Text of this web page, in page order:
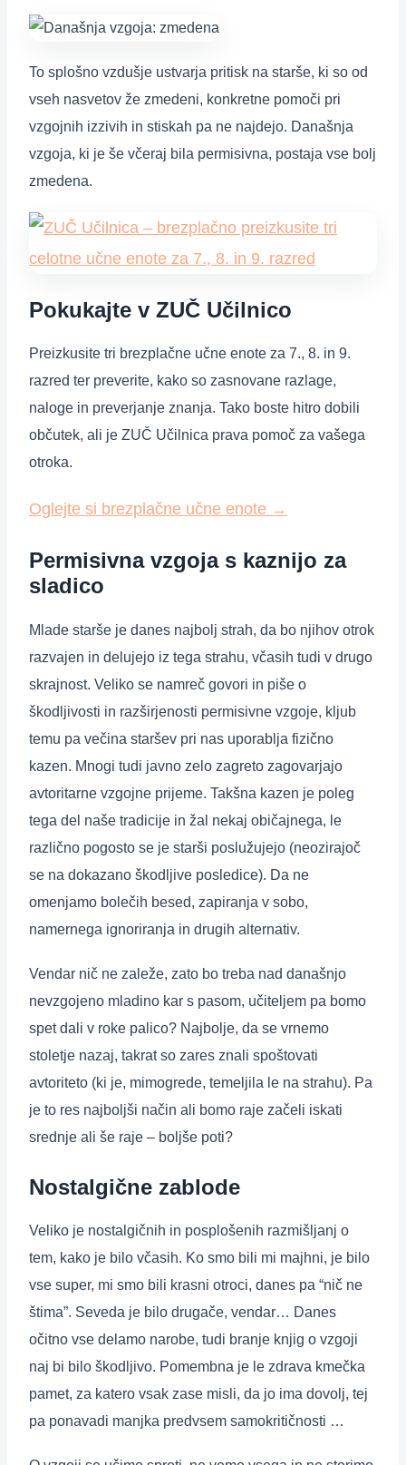
To splošno vzdušje ustvarja pritisk na starše, ki so od
vseh nasvetov že zmedeni, konkretne pomoči pri
vzgojnih izzivih in stiskah pa ne najdejo. Današnja
vzgoja, ki je še včeraj bila permisivna, postaja vse bolj
zmedena.
Pokukajte v ZUČ Učilnico
Preizkusite tri brezplačne učne enote za 7., 8. in 9.
razred ter preverite, kako so zasnovane razlage,
naloge in preverjanje znanja. Tako boste hitro dobili
občutek, ali je ZUČ Učilnica prava pomoč za vašega
otroka.
Oglejte si brezplačne učne enote →
Permisivna vzgoja s kaznijo za
sladico
Mlade starše je danes najbolj strah, da bo njihov otrok
razvajen in delujejo iz tega strahu, včasih tudi v drugo
skrajnost. Veliko se namreč govori in piše o
škodljivosti in razširjenosti permisivne vzgoje, kljub
temu pa večina staršev pri nas uporablja fizično
kazen. Mnogi tudi javno zelo zagreto zagovarjajo
avtoritarne vzgojne prijeme. Takšna kazen je poleg
tega del naše tradicije in žal nekaj običajnega, le
različno pogosto se je starši poslužujejo (neozirajoč
se na dokazano škodljive posledice). Da ne
omenjamo bolečih besed, zapiranja v sobo,
namernega ignoriranja in drugih alternativ.
Vendar nič ne zaleže, zato bo treba nad današnjo
nevzgojeno mladino kar s pasom, učiteljem pa bomo
spet dali v roke palico? Najbolje, da se vrnemo
stoletje nazaj, takrat so zares znali spoštovati
avtoriteto (ki je, mimogrede, temeljila le na strahu). Pa
je to res najboljši način ali bomo raje začeli iskati
srednje ali še raje – boljše poti?
Nostalgične zablode
Veliko je nostalgičnih in posplošenih razmišljanj o
tem, kako je bilo včasih. Ko smo bili mi majhni, je bilo
vse super, mi smo bili krasni otroci, danes pa “nič ne
štima”. Seveda je bilo drugače, vendar… Danes
očitno vse delamo narobe, tudi branje knjig o vzgoji
naj bi bilo škodljivo. Pomembna je le zdrava kmečka
pamet, za katero vsak zase misli, da jo ima dovolj, tej
pa ponavadi manjka predvsem samokritičnosti …